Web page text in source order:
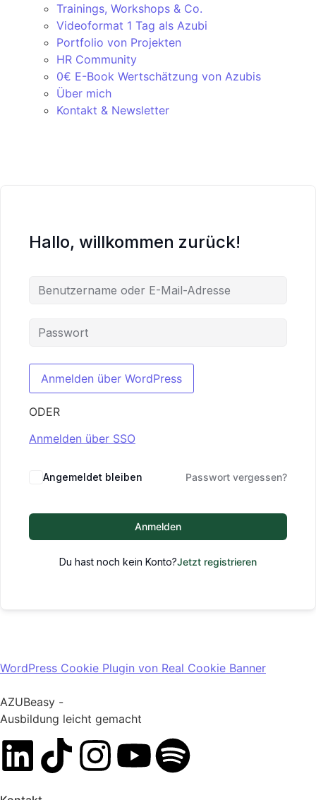
Trainings, Workshops & Co.
Videoformat 1 Tag als Azubi
Portfolio von Projekten
HR Community
0€ E-Book Wertschätzung von Azubis
Über mich
Kontakt & Newsletter
Hallo, willkommen zurück!
ODER
Anmelden über SSO
Angemeldet bleiben Passwort vergessen?
Anmelden
Du hast noch kein Konto?Jetzt registrieren
WordPress Cookie Plugin von Real Cookie Banner
AZUBeasy -
Ausbildung leicht gemacht